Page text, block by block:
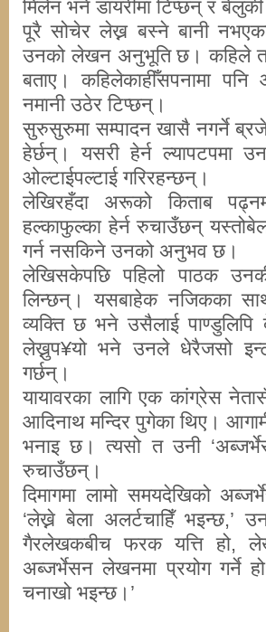
मिलेन भने डायरीमा टिप्छन् र
पूरै सोचेर लेख्न बस्ने बानी
उनको लेखन अनुभूति छ। कहिले त
बताए। कहिलेकाहीँसपनामा
नमानी उठेर टिप्छन्।
सुरुसुरुमा सम्पादन खासै नगर्ने
हेर्छन्। यसरी हेर्न ल्यापटपमा
ओल्टाईपल्टाई गरिरहन्छन्।
लेखिरहँदा अरूको किताब
हल्काफुल्का हेर्न रुचाउँछन्
गर्न नसकिने उनको अनुभव छ।
लेखिसकेपछि पहिलो पाठक
लिन्छन्। यसबाहेक नजिकका
व्यक्ति छ भने उसैलाई पाण्डुलिपि
लेख्नुप¥यो भने उनले धेरैजसो
गर्छन्।
यायावरका लागि एक कांग्रेस
आदिनाथ मन्दिर पुगेका थिए।
भनाइ छ। त्यसो त उनी
रुचाउँछन्।
दिमागमा लामो समयदेखिको
‘लेख्ने बेला अलर्टचाहिँ
गैरलेखकबीच फरक यत्ति हो,
अब्जर्भेसन लेखनमा प्रयोग गर्ने
चनाखो भइन्छ।’